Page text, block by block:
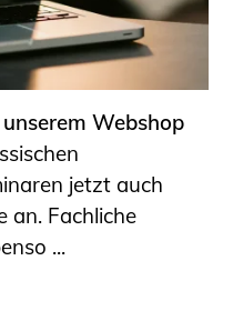
Webshop
jetzt auch
an. Fachliche
...